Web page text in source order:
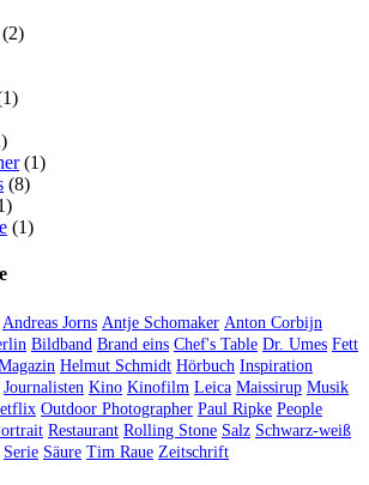
(2)
(1)
(8)
(1)
Andreas Jorns Antje Schomaker Anton Corbijn
Bildband Brand eins Chef's Table Dr. Umes Fett
Helmut Schmidt Hörbuch Inspiration
Journalisten Kino Kinofilm Leica Maissirup Musik
Outdoor Photographer Paul Ripke People
Restaurant Rolling Stone Salz Schwarz-weiß
Serie Säure Tim Raue Zeitschrift